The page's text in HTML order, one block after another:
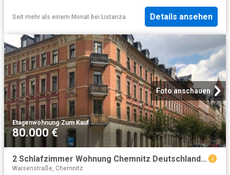
Seit mehr als einem Monat bei Listanza Details ansehen
Foto anschauen
Etagenwohnung·Zum Kauf
80.000 €
2 Schlafzimmer Wohnung Chemnitz Deutschland 96271200
Waisenstraße, Chemnitz